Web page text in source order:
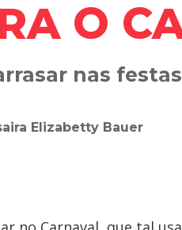
O
nas
Elizabetty Bauer